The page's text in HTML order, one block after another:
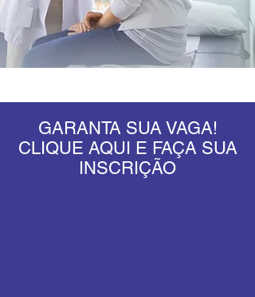
GARANTA SUA VAGA!
CLIQUE AQUI E FAÇA SUA
INSCRIÇÃO